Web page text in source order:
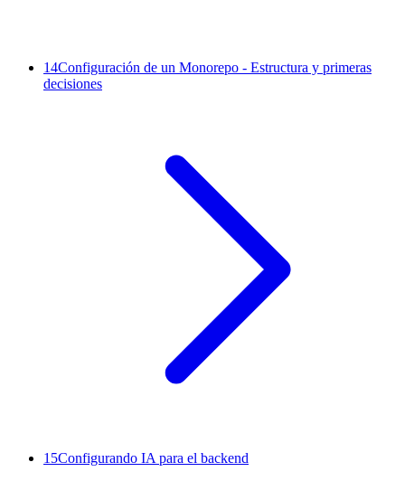
14Configuración de un Monorepo - Estructura y primeras
decisiones
15Configurando IA para el backend